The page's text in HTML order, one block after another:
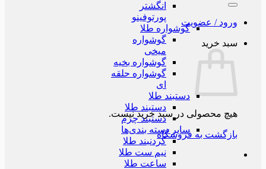
ورود / عضویت
سبد خرید
هیچ محصولی در سبد خرید نیست.
بازگشت به فروشگاه
انگشتر
پورتوفینو
گوشواره طلا
گوشواره
میخی
گوشواره بخیه
گوشواره حلقه
ای
دستبند طلا
دستبند طلا
دستبند چرم
سایر دسته بندی‌ها
گردنبند طلا
نیم ست طلا
ساعت طلا